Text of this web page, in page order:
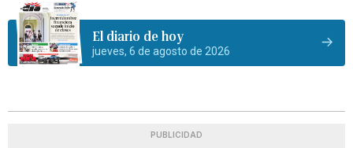
El diario de hoy
jueves, 6 de agosto de 2026
PUBLICIDAD